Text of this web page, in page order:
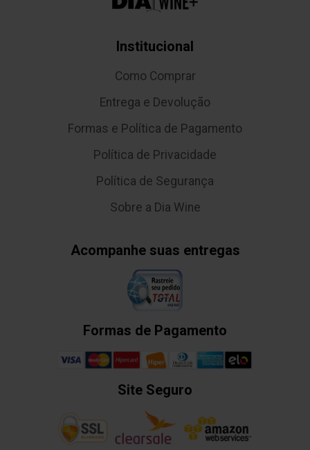
Institucional
Como Comprar
Entrega e Devolução
Formas e Política de Pagamento
Política de Privacidade
Política de Segurança
Sobre a Dia Wine
Acompanhe suas entregas
Formas de Pagamento
Site Seguro